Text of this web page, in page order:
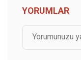
YORUMLAR